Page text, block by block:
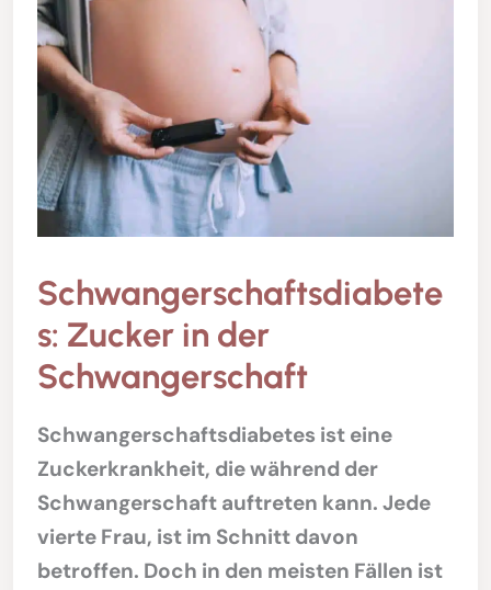
Schwangerschaftsdiabete
s: Zucker in der
Schwangerschaft
Schwangerschaftsdiabetes ist eine
Zuckerkrankheit, die während der
Schwangerschaft auftreten kann. Jede
vierte Frau, ist im Schnitt davon
betroffen. Doch in den meisten Fällen ist